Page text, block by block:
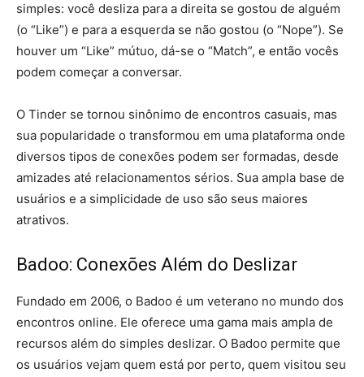
simples: você desliza para a direita se gostou de alguém
(o “Like”) e para a esquerda se não gostou (o “Nope”). Se
houver um “Like” mútuo, dá-se o “Match”, e então vocês
podem começar a conversar.
O Tinder se tornou sinônimo de encontros casuais, mas
sua popularidade o transformou em uma plataforma onde
diversos tipos de conexões podem ser formadas, desde
amizades até relacionamentos sérios. Sua ampla base de
usuários e a simplicidade de uso são seus maiores
atrativos.
Badoo: Conexões Além do Deslizar
Fundado em 2006, o Badoo é um veterano no mundo dos
encontros online. Ele oferece uma gama mais ampla de
recursos além do simples deslizar. O Badoo permite que
os usuários vejam quem está por perto, quem visitou seu